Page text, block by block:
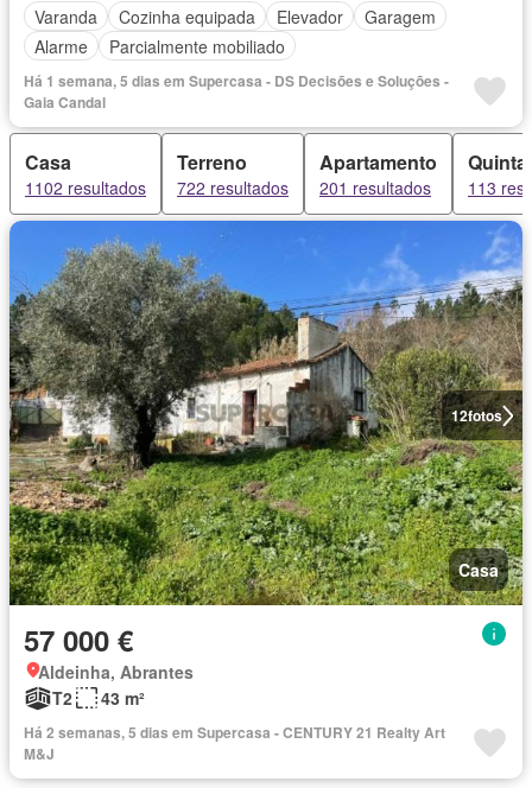
Varanda
Cozinha equipada Elevador
Garagem
Alarme
Parcialmente mobiliado
Há 1 semana, 5 dias em Supercasa - DS Decisões e Soluções -
Gaia Candal
Casa
1102 resultados
Terreno
722 resultados
Apartamento
201 resultados
Quinta
113
12fotos
Casa
57 000 €
Aldeinha, Abrantes
T2
43 m²
Há 2 semanas, 5 dias em Supercasa - CENTURY 21 Realty Art
M&J